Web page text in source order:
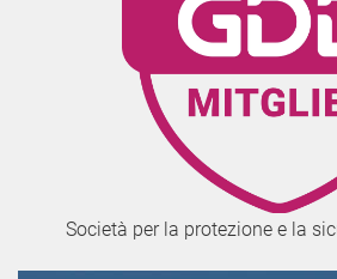
Società per la protezione e la